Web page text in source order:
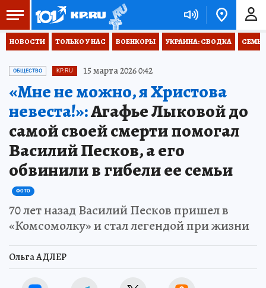
НОВОСТИ ТОЛЬКО У НАС ВОЕНКОРЫ УКРАИНА: СВОДКА
ОБЩЕСТВО KP.RU 15 марта 2026 0:42
«Мне не можно, я Христова
невеста!»:Агафье Лыковой до
самой своей смерти помогал
Василий Песков, а его
обвинили в гибели ее семьи
ФОТО
70 лет назад Василий Песков пришел в
«Комсомолку» и стал легендой при жизни
Ольга АДЛЕР